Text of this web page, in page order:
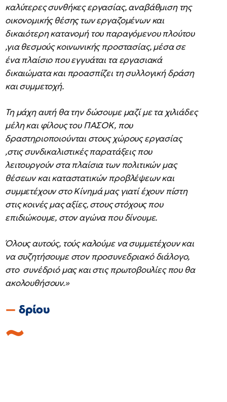
καλύτερες συνθήκες εργασίας, αναβάθμιση της
οικονομικής θέσης των εργαζομένων και
δικαιότερη κατανομή του παραγόμενου πλούτου
,για θεσμούς κοινωνικής προστασίας, μέσα σε
ένα πλαίσιο που εγγυάται τα εργασιακά
δικαιώματα και προασπίζει τη συλλογική δράση
και συμμετοχή.
Τη μάχη αυτή θα την δώσουμε μαζί με τα χιλιάδες
μέλη και φίλους του ΠΑΣΟΚ, που
δραστηριοποιούνται στους χώρους εργασίας
,στις συνδικαλιστικές παρατάξεις που
λειτουργούν στα πλαίσια των πολιτικών μας
θέσεων και καταστατικών προβλέψεων και
συμμετέχουν στο Κίνημά μας γιατί έχουν πίστη
στις κοινές μας αξίες, στους στόχους που
επιδιώκουμε, στον αγώνα που δίνουμε.
Όλους αυτούς, τούς καλούμε να συμμετέχουν και
να συζητήσουμε στον προσυνεδριακό διάλογο,
στο συνέδριό μας και στις πρωτοβουλίες που θα
ακολουθήσουν.»
δρίου